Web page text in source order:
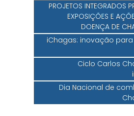
PROJETOS INTEGRADOS
EXPOSIÇÕES E
DOENÇA DE
iChagas: inovação
Ciclo Carlos
Dia Nacional de